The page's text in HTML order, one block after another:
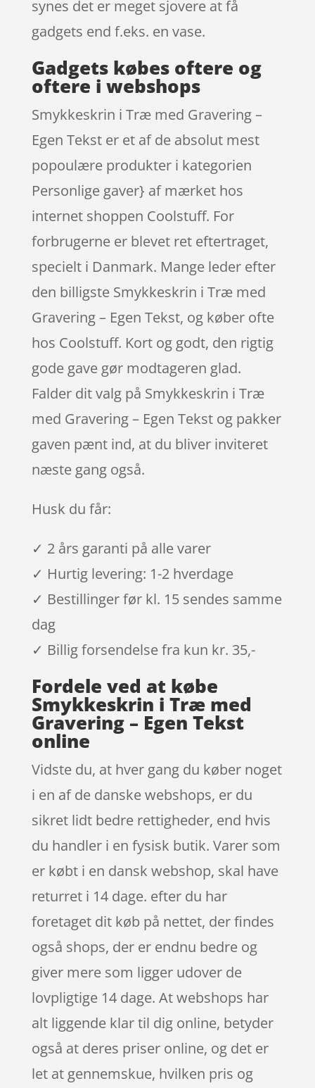
synes det er meget sjovere at få
gadgets end f.eks. en vase.
Gadgets købes oftere og
oftere i webshops
Smykkeskrin i Træ med Gravering –
Egen Tekst er et af de absolut mest
popoulære produkter i kategorien
Personlige gaver} af mærket hos
internet shoppen Coolstuff. For
forbrugerne er blevet ret eftertraget,
specielt i Danmark. Mange leder efter
den billigste Smykkeskrin i Træ med
Gravering – Egen Tekst, og køber ofte
hos Coolstuff. Kort og godt, den rigtig
gode gave gør modtageren glad.
Falder dit valg på Smykkeskrin i Træ
med Gravering – Egen Tekst og pakker
gaven pænt ind, at du bliver inviteret
næste gang også.
Husk du får:
✓ 2 års garanti på alle varer
✓ Hurtig levering: 1-2 hverdage
✓ Bestillinger før kl. 15 sendes samme
dag
✓ Billig forsendelse fra kun kr. 35,-
Fordele ved at købe
Smykkeskrin i Træ med
Gravering – Egen Tekst
online
Vidste du, at hver gang du køber noget
i en af de danske webshops, er du
sikret lidt bedre rettigheder, end hvis
du handler i en fysisk butik. Varer som
er købt i en dansk webshop, skal have
returret i 14 dage. efter du har
foretaget dit køb på nettet, der findes
også shops, der er endnu bedre og
giver mere som ligger udover de
lovpligtige 14 dage. At webshops har
alt liggende klar til dig online, betyder
også at deres priser online, og det er
let at gennemskue, hvilken pris og